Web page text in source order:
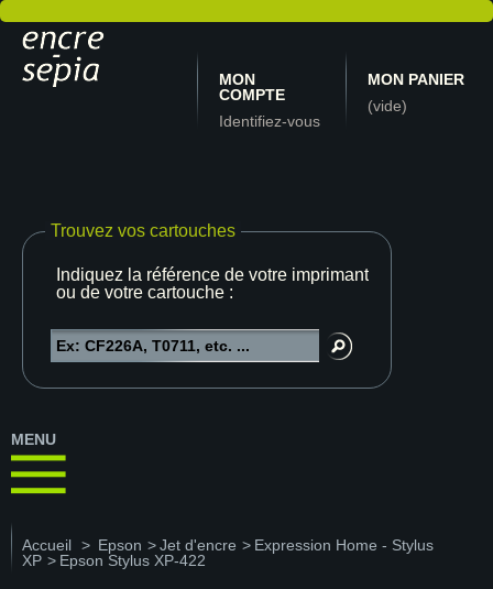
MON
COMPTE
Identifiez-vous
MON PANIER
(vide)
Trouvez vos cartouches
Indiquez la référence de votre imprimante
ou de votre cartouche :
MENU
Accueil > Epson >Jet d'encre > Expression Home - Stylus
XP > Epson Stylus XP-422